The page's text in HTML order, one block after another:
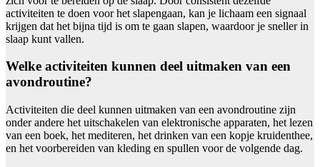
activiteiten te doen voor het slapengaan, kan je lichaam een signaal
krijgen dat het bijna tijd is om te gaan slapen, waardoor je sneller in
slaap kunt vallen.
Welke activiteiten kunnen deel uitmaken van een
avondroutine?
Activiteiten die deel kunnen uitmaken van een avondroutine zijn
onder andere het uitschakelen van elektronische apparaten, het lezen
van een boek, het mediteren, het drinken van een kopje kruidenthee,
en het voorbereiden van kleding en spullen voor de volgende dag.